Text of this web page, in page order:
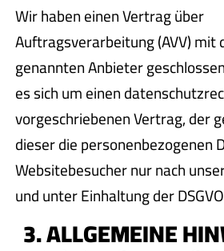
Wir haben einen Vertrag über
Auftragsverarbeitung (AVV) mit
genannten Anbieter
es sich um einen
vorgeschriebenen Vertrag, der
dieser die personenbezogenen
Websitebesucher nur nach
und unter Einhaltung der
3. ALLGEMEINE